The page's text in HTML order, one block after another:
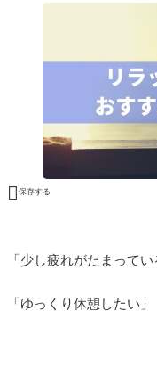
 保存する
「少し疲れがたまってい
「ゆっくり休憩したい」